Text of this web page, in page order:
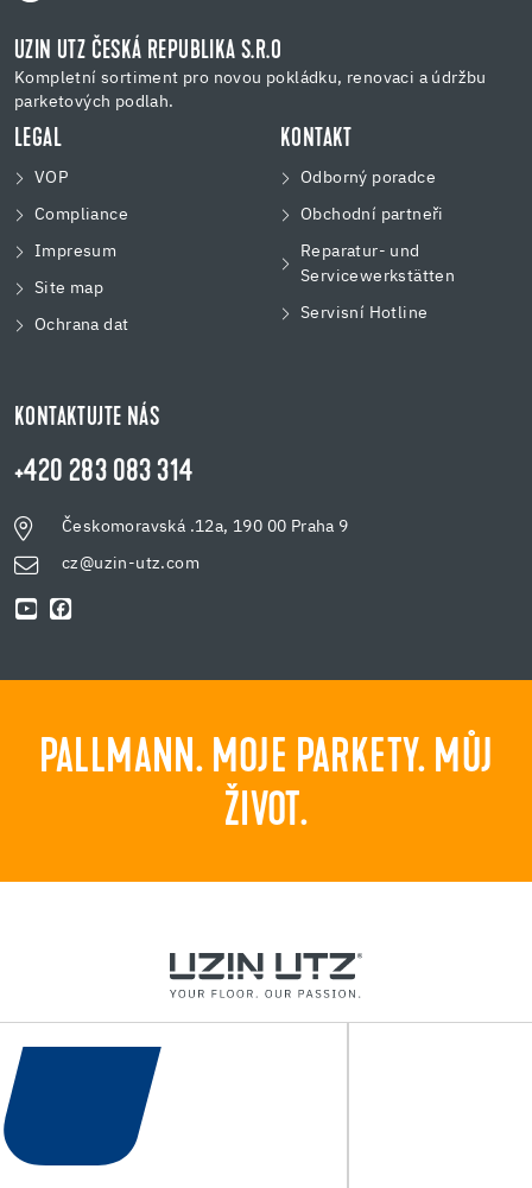
UZIN UTZ ČESKÁ REPUBLIKA S.R.O
Kompletní sortiment pro novou pokládku, renovaci a údržbu
parketových podlah.
LEGAL
VOP
Compliance
Impresum
Site map
Ochrana dat
KONTAKT
Odborný poradce
Obchodní partneři
Reparatur- und
Servicewerkstätten
Servisní Hotline
KONTAKTUJTE NÁS
+420 283 083 314
Českomoravská .12a, 190 00 Praha 9
cz@uzin-utz.com
PALLMANN. MOJE PARKETY. MŮJ
ŽIVOT.